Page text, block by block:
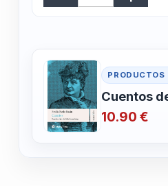
PRODUCTOS
Cuentos
10.90 €